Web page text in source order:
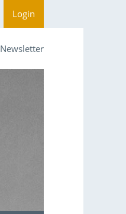
Login
Newsletter